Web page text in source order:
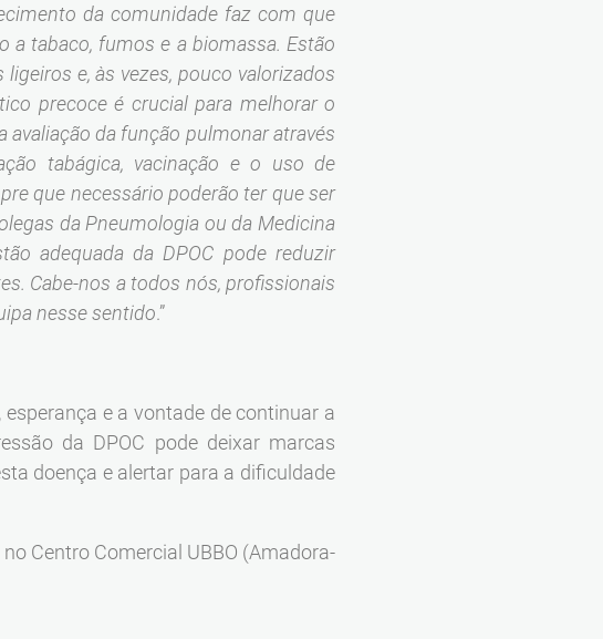
da comunidade faz com que
a tabaco, fumos e a biomassa. Estão
e, às vezes, pouco valorizados
precoce é crucial para melhorar o
da função pulmonar através
tabágica, vacinação e o uso de
que necessário poderão ter que ser
da Pneumologia ou da Medicina
adequada da DPOC pode reduzir
Cabe-nos a todos nós, profissionais
nesse sentido.”
e a vontade de continuar a
da DPOC pode deixar marcas
doença e alertar para a dificuldade
Centro Comercial UBBO (Amadora-